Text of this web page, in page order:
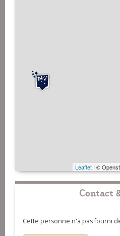
Leaflet | ©
Contact
Cette personne n'a pas fourni